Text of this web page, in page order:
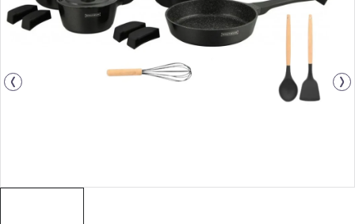
Egészség és szépség
Sport és szabadban
Gyermekeknek